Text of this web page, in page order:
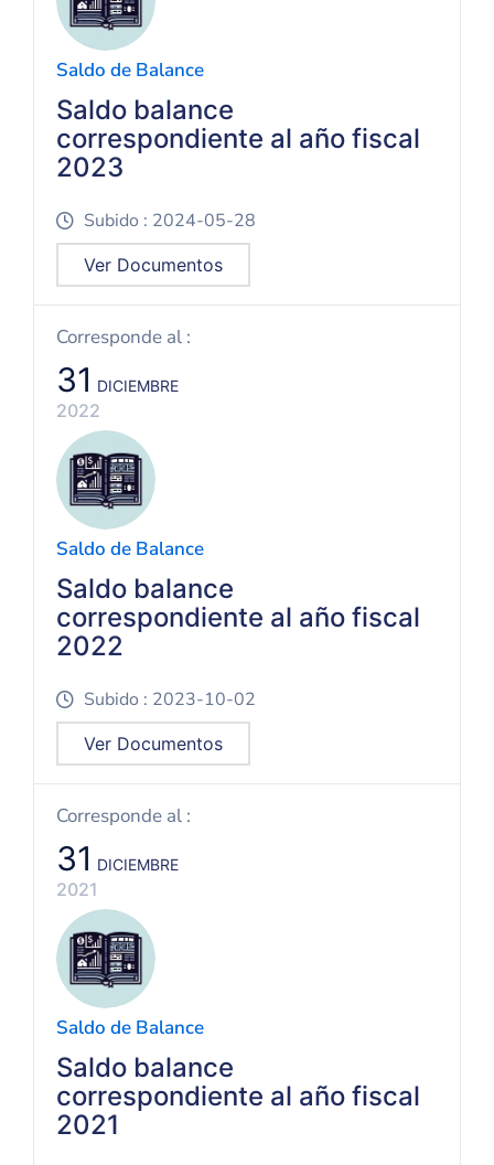
Saldo de Balance
Saldo balance
correspondiente al año fiscal
2023
icon
Subido : 2024-05-28
Ver Documentos
Corresponde al :
31 DICIEMBRE
2022
Saldo de Balance
Saldo balance
correspondiente al año fiscal
2022
icon
Subido : 2023-10-02
Ver Documentos
Corresponde al :
31 DICIEMBRE
2021
Saldo de Balance
Saldo balance
correspondiente al año fiscal
2021